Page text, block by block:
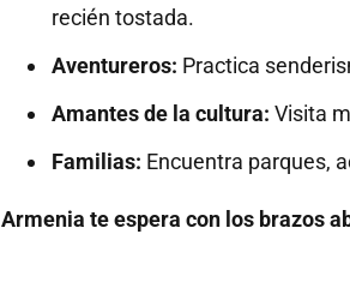
recién tostada.
Aventureros: Practica
Amantes de la cultura: Visita
Familias: Encuentra parques,
Armenia te espera con los brazos